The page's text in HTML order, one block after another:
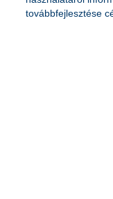
bankkártyával a
megduplázódott
továbbfejlesztése